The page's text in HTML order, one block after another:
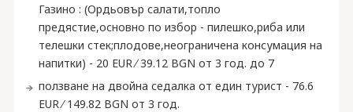
Газино : (Ордьовър салати,топло
предястие,основно по избор - пилешко,риба или
телешки стек;плодове,неограничена консумация на
напитки) - 20 EUR ∕ 39.12 BGN от 3 год. до 7
ползване на двойна седалка от един турист - 76.6
EUR ∕ 149.82 BGN от 3 год.